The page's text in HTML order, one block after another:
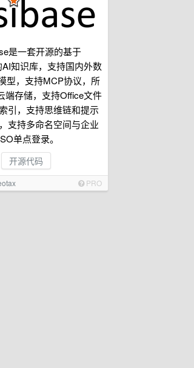
是一套开源的基于
AI知识库，支持国内外数
型，支持MCP协议，所
端存储，支持Office文件
引，支持思维链和提示
支持多命名空间与企业
单点登录。
开源代码
PRO